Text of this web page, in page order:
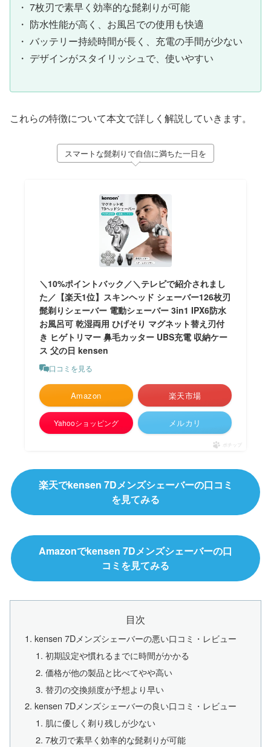
・ 7枚刃で素早く効率的な髭剃りが可能
・ 防水性能が高く、お風呂での使用も快適
・ バッテリー持続時間が長く、充電の手間が少ない
・ デザインがスタイリッシュで、使いやすい
これらの特徴について本文で詳しく解説していきます。
スマートな髭剃りで自信に満ちた一日を
＼10%ポイントバック／＼テレビで紹介されまし
た／【楽天1位】スキンヘッド シェーバー126枚刃
髭剃りシェーバー 電動シェーバー 3in1 IPX6防水
お風呂可 乾湿両用 ひげそり マグネット替え刃付
き ヒゲトリマー 鼻毛カッター UBS充電 収納ケー
ス 父の日 kensen
口コミを見る
Amazon 楽天市場
Yahooショッピング メルカリ
ポチップ
楽天でkensen 7Dメンズシェーバーの口コミ
を見てみる
Amazonでkensen 7Dメンズシェーバーの口
コミを見てみる
目次
kensen 7Dメンズシェーバーの悪い口コミ・レビュー
初期設定や慣れるまでに時間がかかる
価格が他の製品と比べてやや高い
替刃の交換頻度が予想より早い
kensen 7Dメンズシェーバーの良い口コミ・レビュー
肌に優しく剃り残しが少ない
7枚刃で素早く効率的な髭剃りが可能